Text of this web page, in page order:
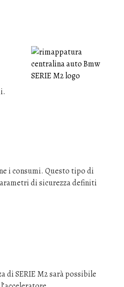
i consumi. Questo tipo di
di sicurezza definiti
di SERIE M2 sarà possibile